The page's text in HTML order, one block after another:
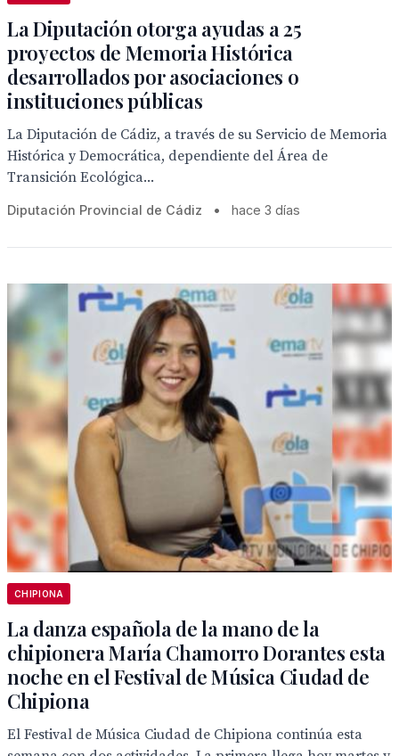
La Diputación otorga ayudas a 25
proyectos de Memoria Histórica
desarrollados por asociaciones o
instituciones públicas
La Diputación de Cádiz, a través de su Servicio de Memoria
Histórica y Democrática, dependiente del Área de
Transición Ecológica...
Diputación Provincial de Cádiz • hace 3 días
CHIPIONA
La danza española de la mano de la
chipionera María Chamorro Dorantes esta
noche en el Festival de Música Ciudad de
Chipiona
El Festival de Música Ciudad de Chipiona continúa esta